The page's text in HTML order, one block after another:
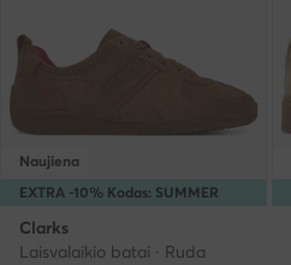
EXTRA -10% Kodas: SUMMER
Naujiena
Clarks
Laisvalaikio batai · Ruda